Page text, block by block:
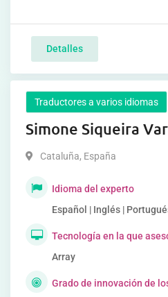
Detalles
Traductores a varios idiomas
Simone Siqueira
Cataluña, España
Idioma del experto
Español | Inglés |
Tecnología en la que
Array
Grado de innovación de